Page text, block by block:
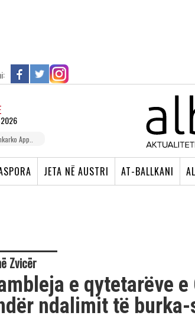
App..
JETA NË AUSTRI AT-BALLKANI
Zvicër
e qytetarëve
ndalimit të burka-